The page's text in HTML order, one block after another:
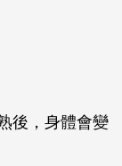
後，身體會變